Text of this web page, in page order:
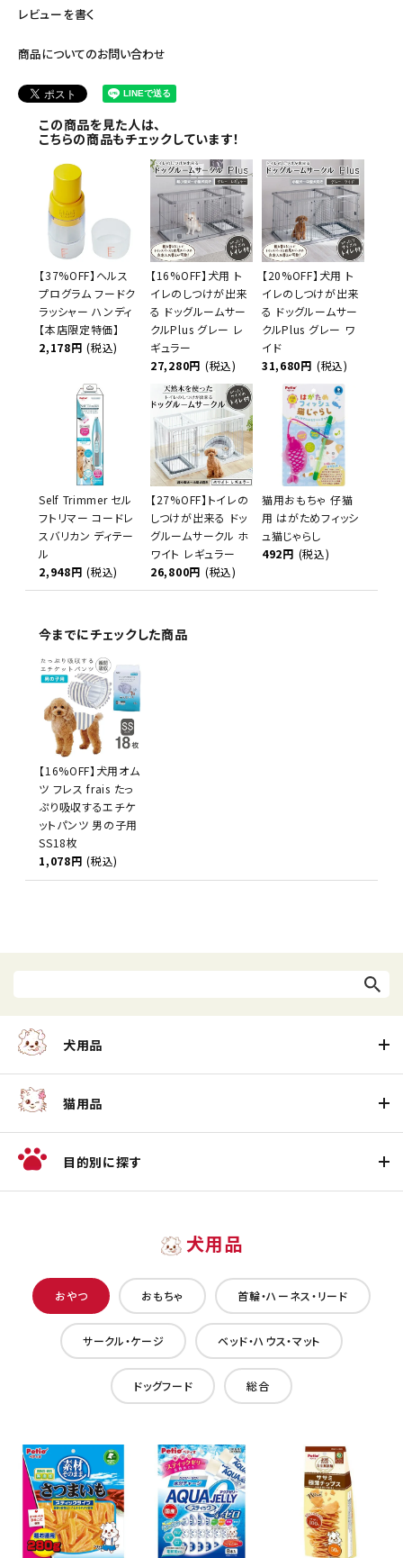
レビューを書く
商品についてのお問い合わせ
この商品を見た人は、
こちらの商品もチェックしています！
【37%OFF】ヘルス
プログラム フードク
ラッシャー ハンディ
【本店限定特価】
2,178円 (税込)
【16%OFF】犬用 ト
イレのしつけが出来
る ドッグルームサー
クルPlus グレー レ
ギュラー
27,280円 (税込)
【20%OFF】犬用 ト
イレのしつけが出来
る ドッグルームサー
クルPlus グレー ワ
イド
31,680円 (税込)
Self Trimmer セル
フトリマー コードレ
スバリカン ディテー
ル
2,948円 (税込)
【27%OFF】トイレの
しつけが出来る ドッ
グルームサークル ホ
ワイト レギュラー
26,800円 (税込)
猫用おもちゃ 仔猫
用 はがためフィッシ
ュ猫じゃらし
492円 (税込)
今までにチェックした商品
【16%OFF】犬用オム
ツ フレス frais たっ
ぷり吸収するエチケ
ットパンツ 男の子用
SS18枚
1,078円 (税込)
犬用品
猫用品
目的別に探す
犬用品
おやつ おもちゃ 首輪・ハーネス・リード
サークル・ケージ ベッド・ハウス・マット
ドッグフード 総合